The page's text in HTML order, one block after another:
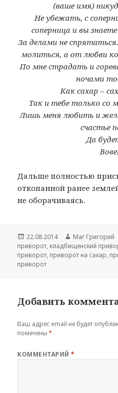
(ваше имя)
Не убежать, с
соперница и вы
За делами не
молиться, а от любви
По мне страдать и
ночами
Как сахар –
Так и тебе только со
Лишь меня любить и
счастье
Да
Дальше полностью
откопанной ранее
не оборачиваясь.
Опубликовано
22.08.2014 Автор
Маг Григорий
приворот, кладбищенский
приворот, приворот на сахар,
приворот
Добавить
Ваш адрес email не будет
помечены*
КОММЕНТАРИЙ*